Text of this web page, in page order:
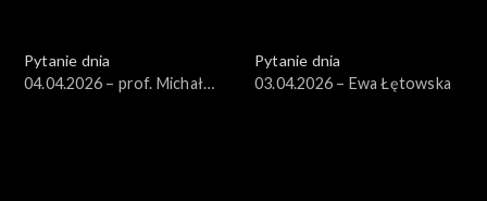
Pytanie dnia
04.04.2026 – prof. Michał
Pytanie dnia
03.04.2026 – Ewa Łętowska